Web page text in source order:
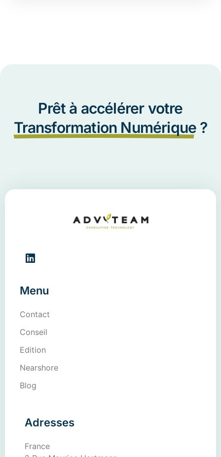
Prêt à accélérer votre
Transformation Numérique ?
Menu
Contact
Conseil
Edition
Nearshore
Blog
Adresses
France